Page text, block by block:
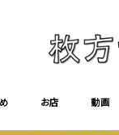
お店 動画